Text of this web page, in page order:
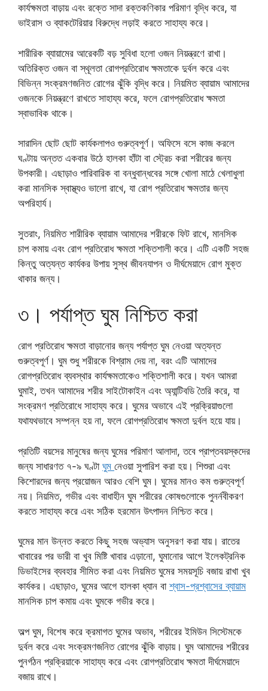
কার্যক্ষমতা বাড়ায় এবং রক্তে সাদা রক্তকণিকার পরিমাণ বৃদ্ধি করে, যা
ভাইরাস ও ব্যাকটেরিয়ার বিরুদ্ধে লড়াই করতে সাহায্য করে।
শারীরিক ব্যায়ামের আরেকটি বড় সুবিধা হলো ওজন নিয়ন্ত্রণে রাখা।
অতিরিক্ত ওজন বা স্থূলতা রোগপ্রতিরোধ ক্ষমতাকে দুর্বল করে এবং
বিভিন্ন সংক্রমণজনিত রোগের ঝুঁকি বৃদ্ধি করে। নিয়মিত ব্যায়াম আমাদের
ওজনকে নিয়ন্ত্রণে রাখতে সাহায্য করে, ফলে রোগপ্রতিরোধ ক্ষমতা
স্বাভাবিক থাকে।
সারাদিন ছোট ছোট কার্যকলাপও গুরুত্বপূর্ণ। অফিসে বসে কাজ করলে
ঘণ্টায় অন্তত একবার উঠে হালকা হাঁটা বা স্ট্রেচ করা শরীরের জন্য
উপকারী। এছাড়াও পারিবারিক বা বন্ধুবান্ধবের সঙ্গে খোলা মাঠে খেলাধুলা
করা মানসিক স্বাস্থ্যও ভালো রাখে, যা রোগ প্রতিরোধ ক্ষমতার জন্য
অপরিহার্য।
সুতরাং, নিয়মিত শারীরিক ব্যায়াম আমাদের শরীরকে ফিট রাখে, মানসিক
চাপ কমায় এবং রোগ প্রতিরোধ ক্ষমতা শক্তিশালী করে। এটি একটি সহজ
কিন্তু অত্যন্ত কার্যকর উপায় সুস্থ জীবনযাপন ও দীর্ঘমেয়াদে রোগ মুক্ত
থাকার জন্য।
৩। পর্যাপ্ত ঘুম নিশ্চিত করা
রোগ প্রতিরোধ ক্ষমতা বাড়ানোর জন্য পর্যাপ্ত ঘুম নেওয়া অত্যন্ত
গুরুত্বপূর্ণ। ঘুম শুধু শরীরকে বিশ্রাম দেয় না, বরং এটি আমাদের
রোগপ্রতিরোধ ব্যবস্থার কার্যক্ষমতাকেও শক্তিশালী করে। যখন আমরা
ঘুমাই, তখন আমাদের শরীর সাইটোকাইন এবং অ্যান্টিবডি তৈরি করে, যা
সংক্রমণ প্রতিরোধে সাহায্য করে। ঘুমের অভাবে এই প্রক্রিয়াগুলো
যথাযথভাবে সম্পন্ন হয় না, ফলে রোগপ্রতিরোধ ক্ষমতা দুর্বল হয়ে যায়।
প্রতিটি বয়সের মানুষের জন্য ঘুমের পরিমাণ আলাদা, তবে প্রাপ্তবয়স্কদের
জন্য সাধারণত ৭-৯ ঘণ্টা ঘুম নেওয়া সুপারিশ করা হয়। শিশুরা এবং
কিশোরদের জন্য প্রয়োজন আরও বেশি ঘুম। ঘুমের মানও কম গুরুত্বপূর্ণ
নয়। নিয়মিত, গভীর এবং বাধাহীন ঘুম শরীরের কোষগুলোকে পুনর্নবীকরণ
করতে সাহায্য করে এবং সঠিক হরমোন উৎপাদন নিশ্চিত করে।
ঘুমের মান উন্নত করতে কিছু সহজ অভ্যাস অনুসরণ করা যায়। রাতের
খাবারের পর ভারী বা খুব মিষ্টি খাবার এড়ানো, ঘুমানোর আগে ইলেকট্রনিক
ডিভাইসের ব্যবহার সীমিত করা এবং নিয়মিত ঘুমের সময়সূচি বজায় রাখা খুব
কার্যকর। এছাড়াও, ঘুমের আগে হালকা ধ্যান বাশ্বাস-প্রশ্বাসের ব্যায়াম
মানসিক চাপ কমায় এবং ঘুমকে গভীর করে।
অল্প ঘুম, বিশেষ করে ক্রমাগত ঘুমের অভাব, শরীরের ইমিউন সিস্টেমকে
দুর্বল করে এবং সংক্রমণজনিত রোগের ঝুঁকি বাড়ায়। ঘুম আমাদের শরীরের
পুনর্গঠন প্রক্রিয়াকে সাহায্য করে এবং রোগপ্রতিরোধ ক্ষমতা দীর্ঘমেয়াদে
বজায় রাখে।